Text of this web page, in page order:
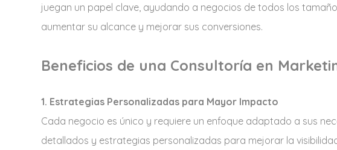
juegan un papel clave, ayudando a negocios de todos los
aumentar su alcance y mejorar sus conversiones.
Beneficios de una Consultoría en
1. Estrategias Personalizadas para Mayor Impacto
Cada negocio es único y requiere un enfoque adaptado a sus
detallados y estrategias personalizadas para mejorar la